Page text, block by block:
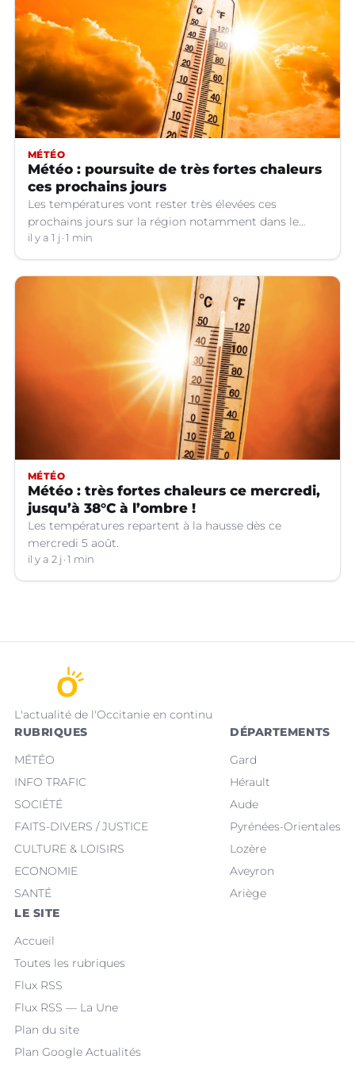
MÉTÉO
Météo : poursuite de très fortes chaleurs
ces prochains jours
Les températures vont rester très élevées ces
prochains jours sur la région notamment dans le
Languedoc.
il y a 1 j 1 min
MÉTÉO
Météo : très fortes chaleurs ce mercredi,
jusqu’à 38°C à l’ombre !
Les températures repartent à la hausse dès ce
mercredi 5 août.
il y a 2 j 1 min
L'actualité de l'Occitanie en continu
RUBRIQUES
MÉTÉO
INFO TRAFIC
SOCIÉTÉ
FAITS-DIVERS / JUSTICE
CULTURE & LOISIRS
ECONOMIE
SANTÉ
DÉPARTEMENTS
Gard
Hérault
Aude
Pyrénées-Orientales
Lozère
Aveyron
Ariège
LE SITE
Accueil
Toutes les rubriques
Flux RSS
Flux RSS — La Une
Plan du site
Plan Google Actualités